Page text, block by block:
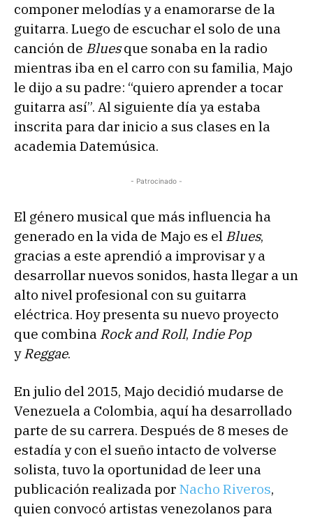
componer melodías y a enamorarse de la
guitarra. Luego de escuchar el solo de una
canción de Bluesque sonaba en la radio
mientras iba en el carro con su familia, Majo
le dijo a su padre: “quiero aprender a tocar
guitarra así”. Al siguiente día ya estaba
inscrita para dar inicio a sus clases en la
academia Datemúsica.
- Patrocinado -
El género musical que más influencia ha
generado en la vida de Majo es el Blues,
gracias a este aprendió a improvisar y a
desarrollar nuevos sonidos, hasta llegar a un
alto nivel profesional con su guitarra
eléctrica. Hoy presenta su nuevo proyecto
que combina Rock and Roll, Indie Pop
yReggae.
En julio del 2015, Majo decidió mudarse de
Venezuela a Colombia, aquí ha desarrollado
parte de su carrera. Después de 8 meses de
estadía y con el sueño intacto de volverse
solista, tuvo la oportunidad de leer una
publicación realizada por Nacho Riveros,
quien convocó artistas venezolanos para